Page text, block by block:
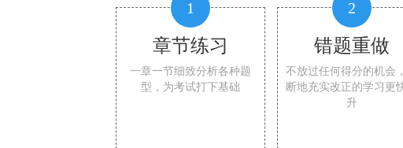
1
章节练习
一章一节细致分析各种题
型，为考试打下基础
2
错题重做
不放过任何得分的机会
断地充实改正的学习更
升